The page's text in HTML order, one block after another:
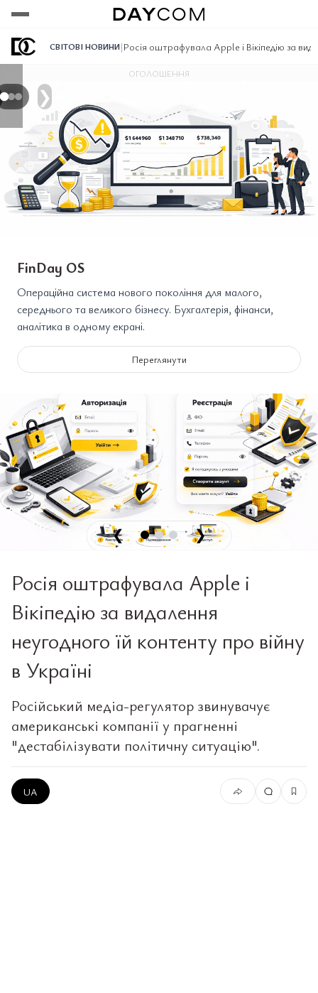
СВІТОВІ НОВИНИ|Росія оштрафувала Apple і Вікіпедію за
❯
ОГОЛОШЕННЯ
FinDay OS
Операційна система нового покоління для малого,
середнього та великого бізнесу. Бухгалтерія, фінанси,
аналітика в одному екрані.
Переглянути
❮ ❯
Росія оштрафувала Apple і
Вікіпедію за видалення
неугодного їй контенту про війну
в Україні
Російський медіа-регулятор звинувачує
американські компанії у прагненні
"дестабілізувати політичну ситуацію".
UA